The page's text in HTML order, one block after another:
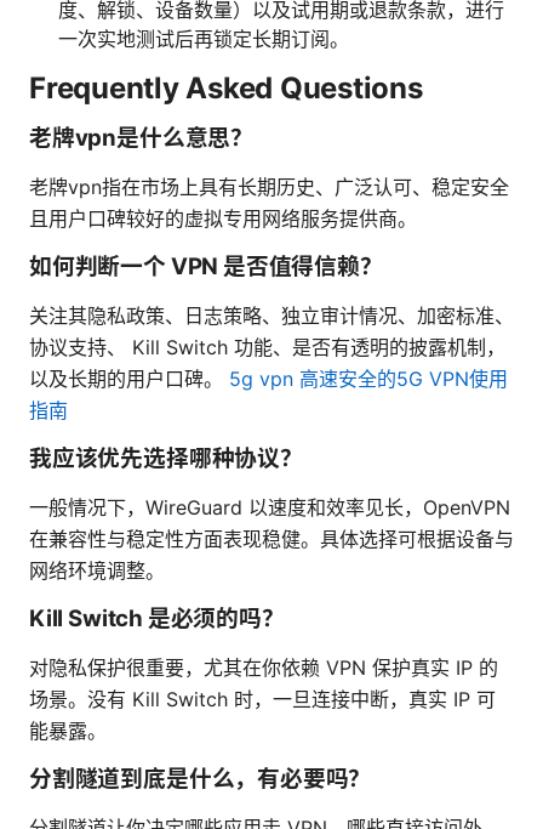
度、解锁、设备数量）以及试用期或退款条款，进行
一次实地测试后再锁定长期订阅。
Frequently Asked Questions
老牌vpn是什么意思？
老牌vpn指在市场上具有长期历史、广泛认可、稳定安全
且用户口碑较好的虚拟专用网络服务提供商。
如何判断一个 VPN 是否值得信赖？
关注其隐私政策、日志策略、独立审计情况、加密标准、
协议支持、 Kill Switch 功能、是否有透明的披露机制，
以及长期的用户口碑。 5g vpn 高速安全的5G VPN使用
指南
我应该优先选择哪种协议？
一般情况下，WireGuard 以速度和效率见长，OpenVPN
在兼容性与稳定性方面表现稳健。具体选择可根据设备与
网络环境调整。
Kill Switch 是必须的吗？
对隐私保护很重要，尤其在你依赖 VPN 保护真实 IP 的
场景。没有 Kill Switch 时，一旦连接中断，真实 IP 可
能暴露。
分割隧道到底是什么，有必要吗？